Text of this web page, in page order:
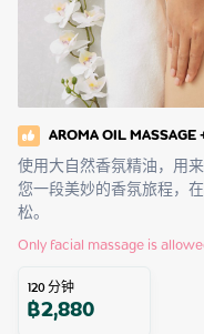
AROMA OIL
使用大自然香氛精油，用
您一段美妙的香氛旅程，
松。
Only facial massage is
120分钟
฿2,880